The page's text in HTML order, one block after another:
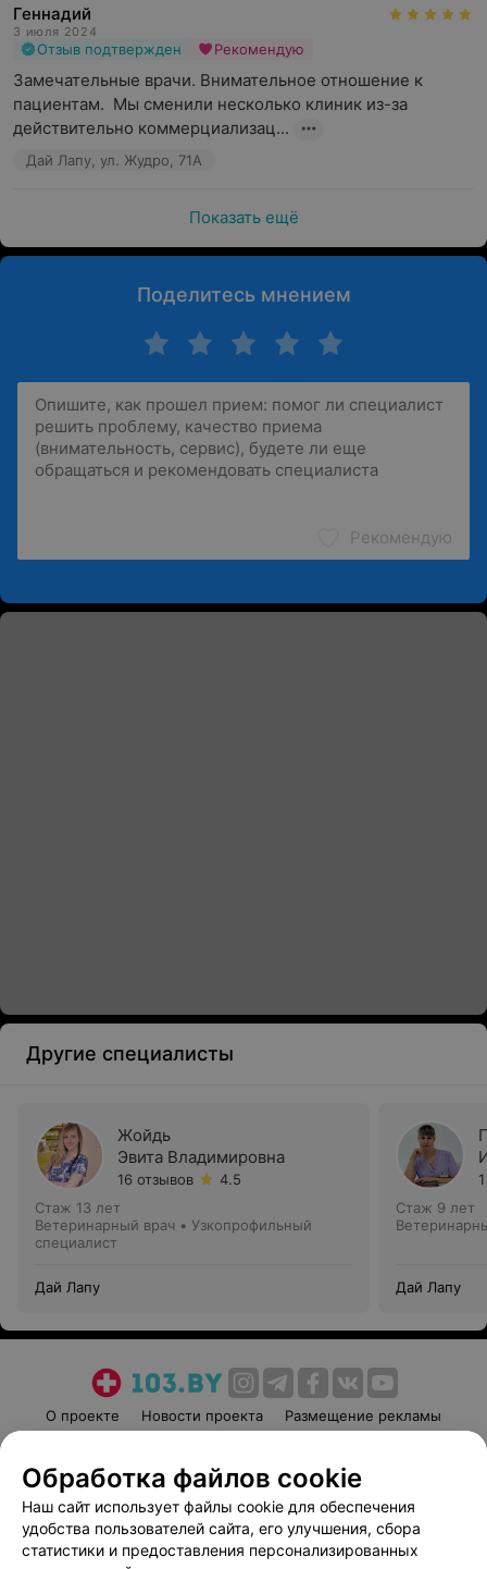
Геннадий
3 июля 2024
Отзыв подтвержден Рекомендую
Замечательные врачи. Внимательное отношение к
пациентам.  Мы сменили несколько клиник из-за
действительно коммерциализац...
Дай Лапу, ул. Жудро, 71А
Показать ещё
Поделитесь мнением
Рекомендую
Другие специалисты
Жойдь
Эвита Владимировна
16 отзывов
4.5
Стаж 13 лет
Ветеринарный врач • Узкопрофильный
специалист
Дай Лапу
Стаж 9 лет
Дай Лапу
О проекте Новости проекта
Размещение рекламы
Пользовательское соглашение
Способы оплаты
Вакансии
Партнеры
Написать руководителю 103.by
Обработка файлов cookie
Наш сайт использует файлы cookie для обеспечения
удобства пользователей сайта, его улучшения, сбора
статистики и предоставления персонализированных